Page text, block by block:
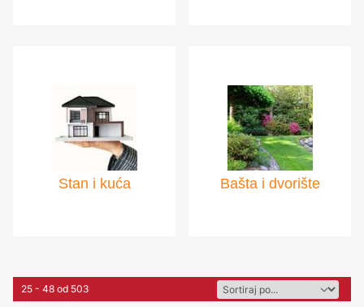
Stan i kuća Bašta i dvorište
25 - 48 od 503